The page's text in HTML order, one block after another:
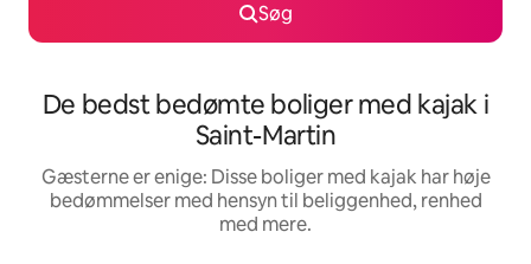
Søg
De bedst bedømte boliger med kajak i
Saint-Martin
Gæsterne er enige: Disse boliger med kajak har høje
bedømmelser med hensyn til beliggenhed, renhed
med mere.